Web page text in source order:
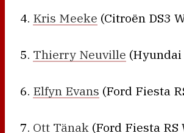
4. Kris Meeke (Citroën DS3
5. Thierry Neuville (Hyundai
6. Elfyn Evans (Ford Fiesta
7. Ott Tänak (Ford Fiesta RS